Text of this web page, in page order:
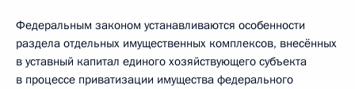
Федеральным законом устанавливаются особенности
раздела отдельных имущественных комплексов, внесённых
в уставный капитал единого хозяйствующего субъекта
в процессе приватизации имущества федерального